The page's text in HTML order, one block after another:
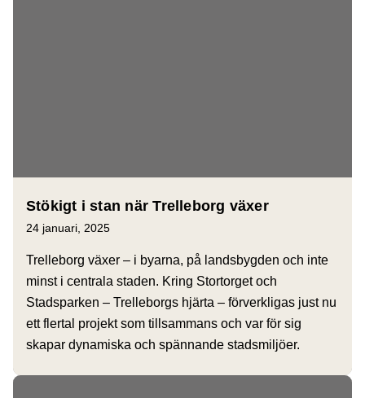
Stökigt i stan när Trelleborg växer
24 januari, 2025
Trelleborg växer – i byarna, på landsbygden och inte
minst i centrala staden. Kring Stortorget och
Stadsparken – Trelleborgs hjärta – förverkligas just nu
ett flertal projekt som tillsammans och var för sig
skapar dynamiska och spännande stadsmiljöer.